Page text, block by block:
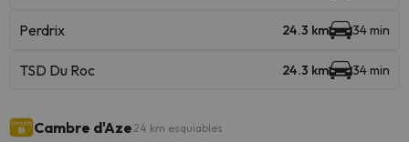
Perdrix 24.3 km 34 min
TSD Du Roc 24.3 km 34 min
Cambre d'Aze 24 km esquiables